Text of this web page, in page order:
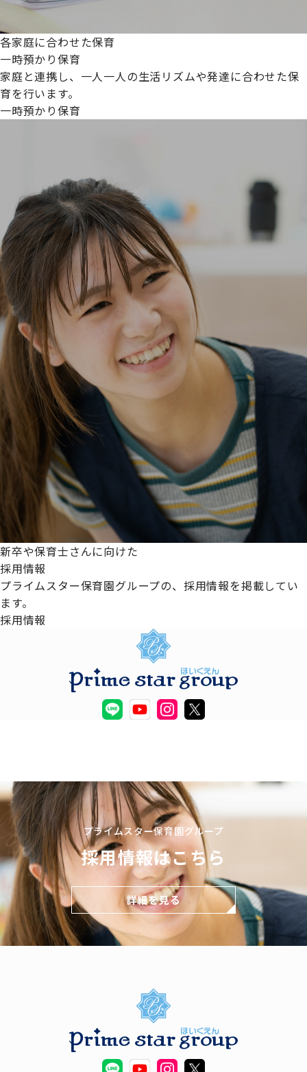
各家庭に合わせた保育
一時預かり保育
家庭と連携し、一人一人の生活リズムや発達に合わせた保
育を行います。
一時預かり保育
新卒や保育士さんに向けた
採用情報
プライムスター保育園グループの、採用情報を掲載してい
ます。
採用情報
プライムスター保育園グループ
採用情報はこちら
詳細を見る